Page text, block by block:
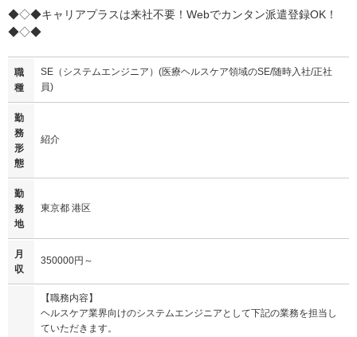
◆◇◆キャリアプラスは来社不要！Webでカンタン派遣登録OK！
◆◇◆
職
種
SE（システムエンジニア）(医療ヘルスケア領域のSE/随時入社/正社
員)
勤
務
形
態
紹介
勤
務
地
東京都 港区
月
収
350000円～
【職務内容】
ヘルスケア業界向けのシステムエンジニアとして下記の業務を担当し
ていただきます。